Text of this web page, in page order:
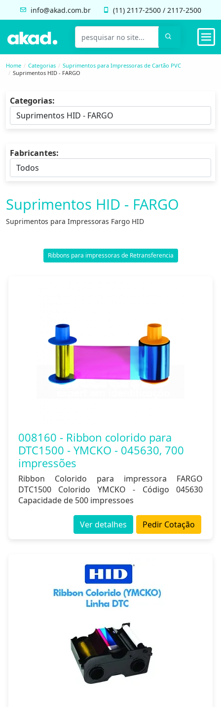
info@akad.com.br (11) 2117-2500 / 2117-2500
Home Categorias
Suprimentos para Impressoras de Cartão PVC
Suprimentos HID - FARGO
Categorias:
Fabricantes:
Suprimentos HID - FARGO
Suprimentos para Impressoras Fargo HID
Ribbons para impressoras de Retransferencia
008160 - Ribbon colorido para
DTC1500 - YMCKO - 045630, 700
impressões
Ribbon Colorido para impressora FARGO
DTC1500 Colorido YMCKO - Código 045630
Capacidade de 500 impressoes
Pedir Cotação
Ver detalhes